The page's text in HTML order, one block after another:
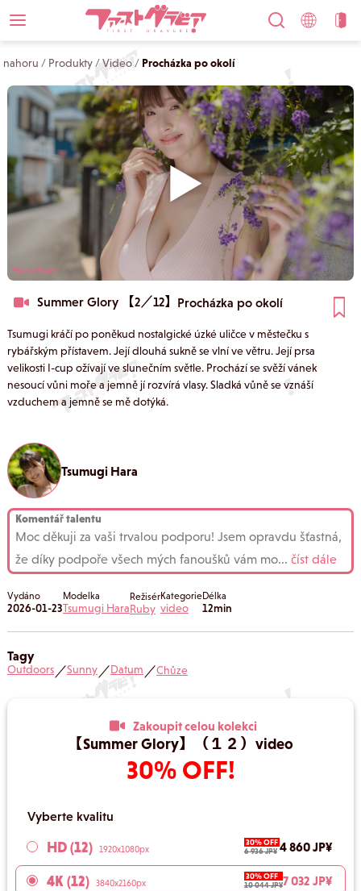
nahoru / Produkty /Video/ Procházka po okolí
Summer Glory 【2／12】 Procházka po okolí
Tsumugi kráčí po poněkud nostalgické úzké uličce v městečku s
rybářským přístavem. Její dlouhá sukně se vlní ve větru. Její prsa
velikosti I-cup ožívají ve slunečním světle. Prochází se svěží vánek
nesoucí vůni moře a jemně jí rozvírá vlasy. Sladká vůně se vznáší
vzduchem a jemně se mě dotýká.
Tsumugi Hara
Komentář talentu
Moc děkuji za vaši trvalou podporu! Jsem opravdu šťastná,
že díky podpoře všech mých fanoušků vám mo... číst dále
Vydáno
2026-01-23
Modelka
Tsumugi Hara
Režisér
Ruby
Kategorie
video
Délka
12min
Tagy
Outdoors／Sunny／Datum／Chůze
Zakoupit celou kolekci
【Summer Glory】（１２）video
30% OFF!
Vyberte kvalitu
HD (12) 1920x1080px
30% OFF
6 936 JP¥ 4 860 JP¥
4K (12) 3840x2160px
30% OFF
10 044 JP¥7 032 JP¥